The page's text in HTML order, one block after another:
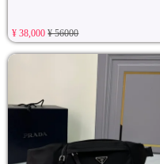
¥ 38,000¥ 56000